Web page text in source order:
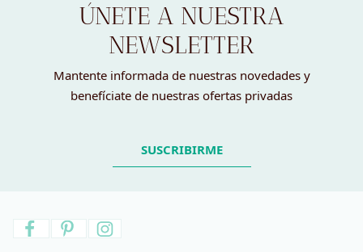
ÚNETE A NUESTRA
NEWSLETTER
Mantente informada de nuestras novedades y
benefíciate de nuestras ofertas privadas
SUSCRIBIRME